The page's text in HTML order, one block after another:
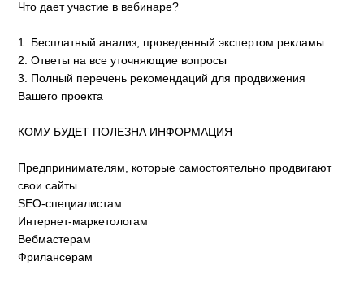
Что дает участие в вебинаре?
1. Бесплатный анализ, проведенный экспертом рекламы
2. Ответы на все уточняющие вопросы
3. Полный перечень рекомендаций для продвижения
Вашего проекта
КОМУ БУДЕТ ПОЛЕЗНА ИНФОРМАЦИЯ
Предпринимателям, которые самостоятельно продвигают
свои сайты
SEO-специалистам
Интернет-маркетологам
Вебмастерам
Фрилансерам